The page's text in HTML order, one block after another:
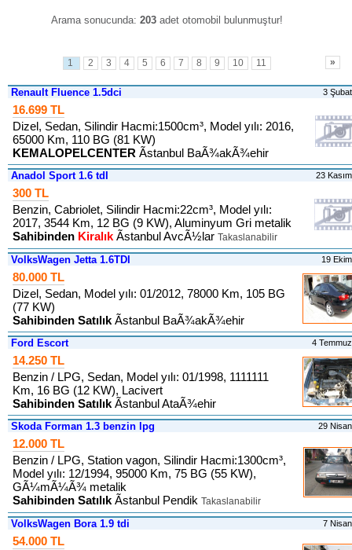
Arama sonucunda: 203adet otomobil bulunmuştur!
1 2 3 4 5 6 7 8 9 10 11 »
Renault Fluence 1.5dci 3
16.699 TL
Dizel, Sedan, Silindir Hacmi:1500cm³, Model yılı: 2016,
65000 Km, 110 BG (81 KW)
KEMALOPELCENTER Ãstanbul BaÃ¾akÃ¾ehir
Anadol Sport 1.6 tdI 23
300 TL
Benzin, Cabriolet, Silindir Hacmi:22cm³, Model yılı:
2017, 3544 Km, 12 BG (9 KW), Aluminyum Gri metalik
Sahibinden Kiralık Ãstanbul AvcÃ½lar Takaslanabilir
VolksWagen Jetta 1.6TDI 19
80.000 TL
Dizel, Sedan, Model yılı: 01/2012, 78000 Km, 105 BG
(77 KW)
Sahibinden Satılık Ãstanbul BaÃ¾akÃ¾ehir
Ford Escort 4
14.250 TL
Benzin / LPG, Sedan, Model yılı: 01/1998, 1111111
Km, 16 BG (12 KW), Lacivert
Sahibinden Satılık Ãstanbul AtaÃ¾ehir
Skoda Forman 1.3 benzin lpg 29
12.000 TL
Benzin / LPG, Station vagon, Silindir Hacmi:1300cm³,
Model yılı: 12/1994, 95000 Km, 75 BG (55 KW),
GÃ¼mÃ¼Ã¾ metalik
Sahibinden Satılık Ãstanbul Pendik Takaslanabilir
VolksWagen Bora 1.9 tdi 7
54.000 TL